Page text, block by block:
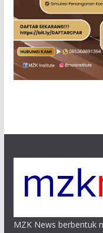
MZK News berbentuk